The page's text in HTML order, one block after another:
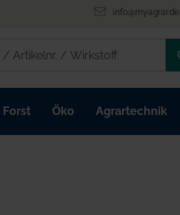
info@myagrar.de
Forst Öko Agrartechnik